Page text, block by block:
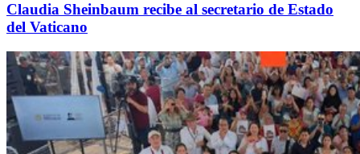
Claudia Sheinbaum recibe al secretario de Estado
del Vaticano